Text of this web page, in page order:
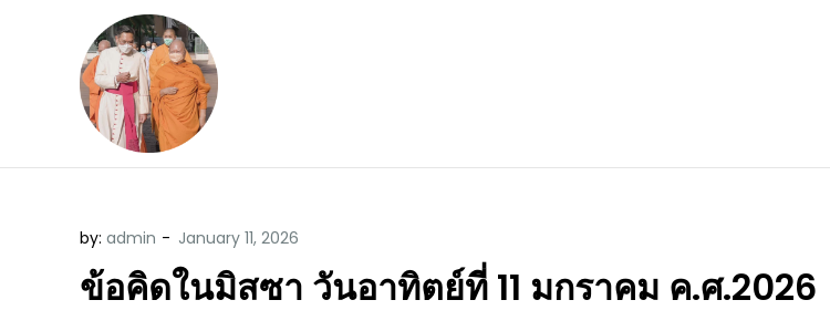
by: admin
ข้อคิดในมิสซา วันอาทิตย์ที่ 11 มกราคม ค.ศ.2026